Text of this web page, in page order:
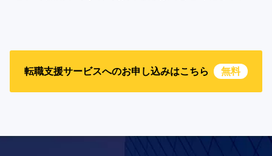
転職支援サービスへのお申し込みはこちら 無料